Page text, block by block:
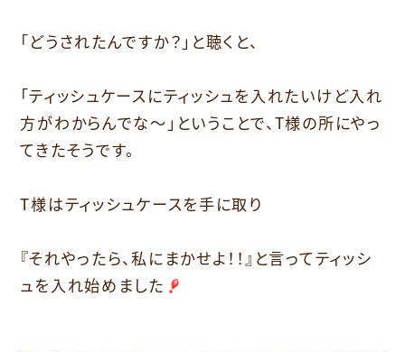
「どうされたんですか？」と聴くと、
「ティッシュケースにティッシュを入れたいけど入れ
方がわからんでな〜」ということで、T様の所にやっ
てきたそうです。
T様はティッシュケースを手に取り
『それやったら、私にまかせよ！！』と言ってティッシ
ュを入れ始めました